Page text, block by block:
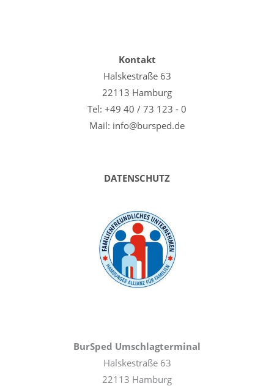
Kontakt
Halskestraße 63
22113 Hamburg
Tel: +49 40 / 73 123 - 0
Mail: info@bursped.de
DATENSCHUTZ
BurSped Umschlagterminal
Halskestraße 63
22113 Hamburg